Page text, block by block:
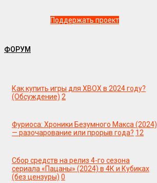
Поддержать проект
ФОРУМ
Как купить игры для XBOX в 2024 году?
(Обсуждение) 2
Фуриоса: Хроники Безумного Макса (2024)
— разочарование или прорыв года? 12
Сбор средств на релиз 4-го сезона
сериала «Пацаны» (2024) в 4К и Кубиках
(без цензуры) 0